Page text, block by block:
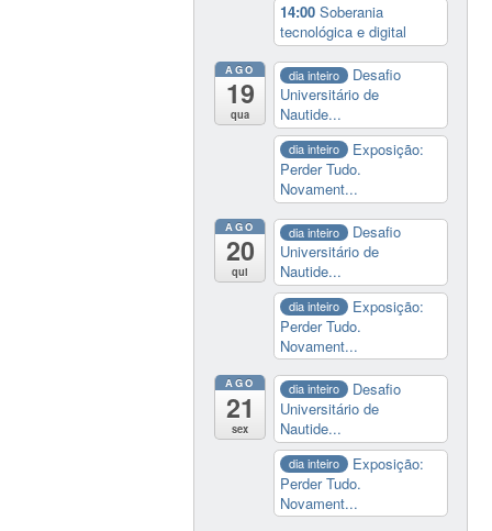
14:00Soberania
tecnológica e digital
AGO
19
qua
dia inteiro
Desafio
Universitário de
Nautide...
dia inteiro
Exposição:
Perder Tudo.
Novament...
AGO
20
qui
dia inteiro
Desafio
Universitário de
Nautide...
dia inteiro
Exposição:
Perder Tudo.
Novament...
AGO
21
sex
dia inteiro
Desafio
Universitário de
Nautide...
dia inteiro
Exposição:
Perder Tudo.
Novament...